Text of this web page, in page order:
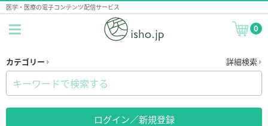
医学・医療の電子コンテンツ配信サービス
0
カテゴリー 詳細検索
ログイン／新規登録